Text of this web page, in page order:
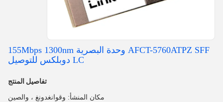
AFCT-5760ATPZ SFF وحدة البصرية 155Mbps 1300nm
LC دوبلكس للتوصيل
تفاصيل المنتج
مكان المنشأ: وقوانغدونغ ، والصين